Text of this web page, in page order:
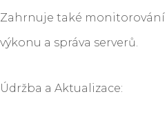
Zahrnuje také monitorování
výkonu a správa serverů.
Údržba a Aktualizace: